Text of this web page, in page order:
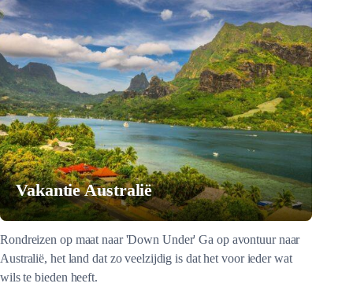
Vakantie Australië
Rondreizen op maat naar 'Down Under' Ga op avontuur naar
Australië, het land dat zo veelzijdig is dat het voor ieder wat
wils te bieden heeft.